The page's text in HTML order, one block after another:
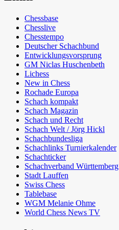
Chessbase
Chesslive
Chesstempo
Deutscher Schachbund
Entwicklungsvorsprung
GM Niclas Huschenbeth
Lichess
New in Chess
Rochade Europa
Schach kompakt
Schach Magazin
Schach und Recht
Schach Welt / Jörg Hickl
Schachbundesliga
Schachlinks Turnierkalender
Schachticker
Schachverband Württemberg
Stadt Lauffen
Swiss Chess
Tablebase
WGM Melanie Ohme
World Chess News TV